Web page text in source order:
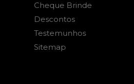
Cheque Brinde
Descontos
Testemunhos
Sitemap